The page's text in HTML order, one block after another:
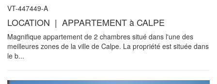
VT-447449-A
LOCATION | APPARTEMENT à CALPE
Magnifique appartement de 2 chambres situé dans l'une des
meilleures zones de la ville de Calpe. La propriété est située dans
le b...